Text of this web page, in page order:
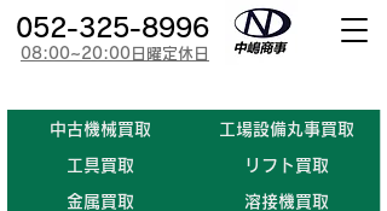
​中古機械買取
​工具買取
金属買取
工場設備丸事買取
​リフト買取
溶接機買取
052-325-8996
08:00~20:00日曜定休日